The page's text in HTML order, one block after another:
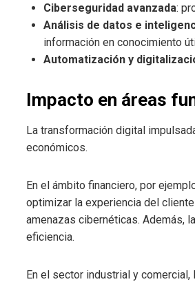
Ciberseguridad avanzada:
Análisis de datos e
información en conocimiento
Automatización y
Impacto en áreas
La transformación digital
económicos.
En el ámbito financiero, por
optimizar la experiencia del
amenazas cibernéticas. Además,
eficiencia.
En el sector industrial y